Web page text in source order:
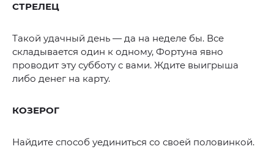
СТРЕЛЕЦ
Такой удачный день — да на неделе бы. Все
складывается один к одному, Фортуна явно
проводит эту субботу с вами. Ждите выигрыша
либо денег на карту.
КОЗЕРОГ
Найдите способ уединиться со своей половинкой.